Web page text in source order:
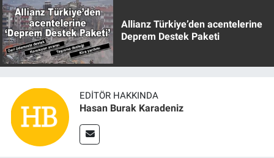
Allianz Türkiye’den acentelerine
Deprem Destek Paketi
EDITÖR HAKKINDA
Hasan Burak Karadeniz